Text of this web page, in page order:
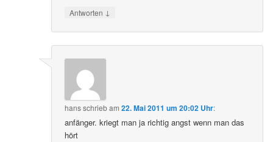
Antworten ↓
hansschriebam22. Mai 2011 um 20:02 Uhr:
anfänger. kriegt man ja richtig angst wenn man das
hört